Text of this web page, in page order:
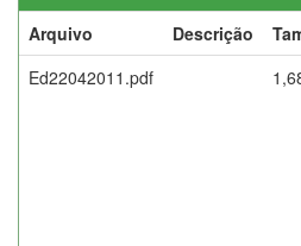
Arquivo
Descrição
Ed22042011.pdf